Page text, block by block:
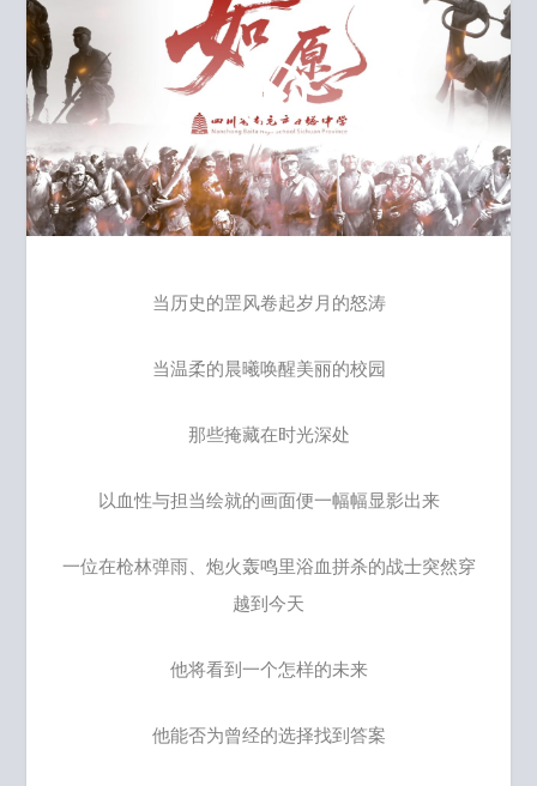
当历史的罡风卷起岁月的怒涛
当温柔的晨曦唤醒美丽的校园
那些掩藏在时光深处
以血性与担当绘就的画面便一幅幅显影出来
一位在枪林弹雨、炮火轰鸣里浴血拼杀的战士突然穿
越到今天
他将看到一个怎样的未来
他能否为曾经的选择找到答案